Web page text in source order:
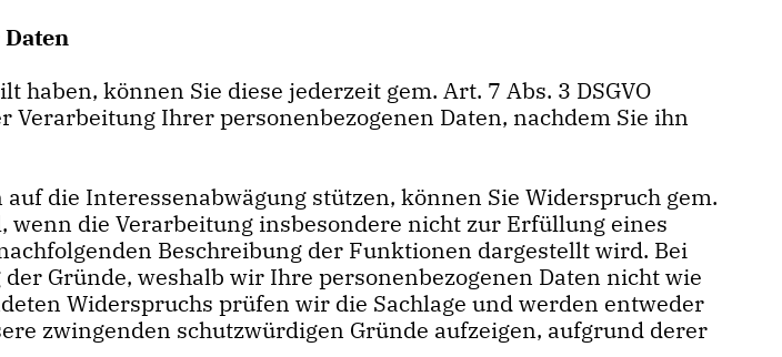
können Sie diese jederzeit gem. Art. 7 Abs. 3 DSGVO
Ihrer personenbezogenen Daten, nachdem Sie ihn
die Interessenabwägung stützen, können Sie Widerspruch gem.
wenn die Verarbeitung insbesondere nicht zur Erfüllung eines
Beschreibung der Funktionen dargestellt wird. Bei
Gründe, weshalb wir Ihre personenbezogenen Daten nicht wie
Widerspruchs prüfen wir die Sachlage und werden entweder
zwingenden schutzwürdigen Gründe aufzeigen, aufgrund derer